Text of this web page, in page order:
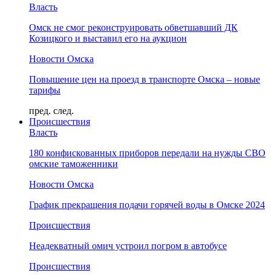
Власть
Омск не смог реконструировать обветшавший ДК
Козицкого и выставил его на аукцион
Новости Омска
Повышение цен на проезд в транспорте Омска – новые
тарифы
пред. след.
Происшествия
Власть
180 конфискованных приборов передали на нужды СВО
омские таможенники
Новости Омска
График прекращения подачи горячей воды в Омске 2024
Происшествия
Неадекватный омич устроил погром в автобусе
Происшествия